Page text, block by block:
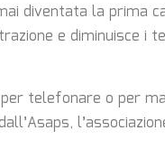
diventata la prima
e diminuisce i
telefonare o per